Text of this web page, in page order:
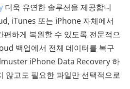
더욱 유연한 솔루션을 제공합니
iTunes 또는 iPhone 자체에서
하게 복원할 수 있도록 전문적으
백업에서 전체 데이터를 복구
iPhone Data Recovery 하
않고도 필요한 파일만 선택적으로